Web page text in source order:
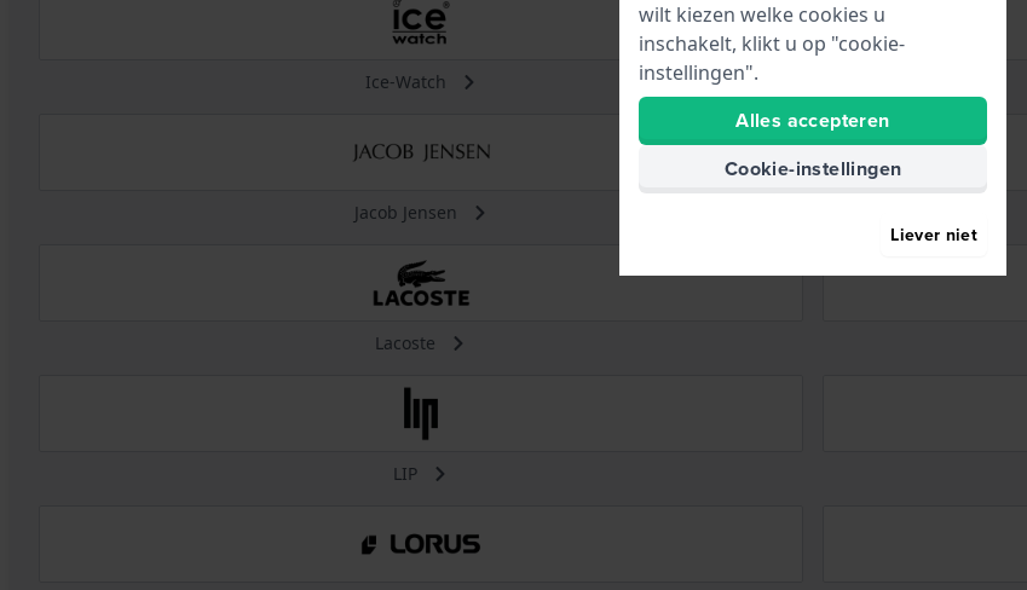
Ice-Watch
Jacob Jensen
Lacoste
LIP
wilt kiezen welke cookies u
inschakelt, klikt u op "cookie-
instellingen".
Alles accepteren
Cookie-instellingen
Liever niet